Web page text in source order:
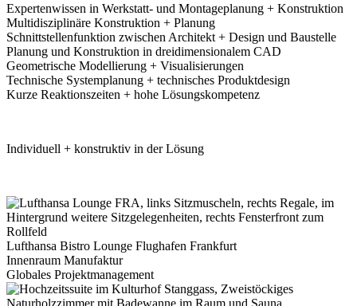
Expertenwissen in Werkstatt- und Montageplanung + Konstruktion
Multidisziplinäre Konstruktion + Planung
Schnittstellenfunktion zwischen Architekt + Design und Baustelle
Planung und Konstruktion in dreidimensionalem CAD
Geometrische Modellierung + Visualisierungen
Technische Systemplanung + technisches Produktdesign
Kurze Reaktionszeiten + hohe Lösungskompetenz
Individuell + konstruktiv in der Lösung
Lufthansa Bistro Lounge Flughafen Frankfurt
Innenraum Manufaktur
Globales Projektmanagement